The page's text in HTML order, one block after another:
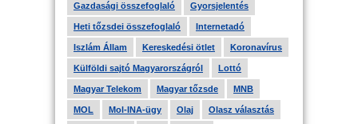
Gazdasági összefoglaló Gyorsjelentés
Heti tőzsdei összefoglaló Internetadó
Iszlám Állam Kereskedési ötlet Koronavírus
Külföldi sajtó Magyarországról Lottó
Magyar Telekom Magyar tőzsde MNB
MOL Mol-INA-ügy Olaj Olasz választás